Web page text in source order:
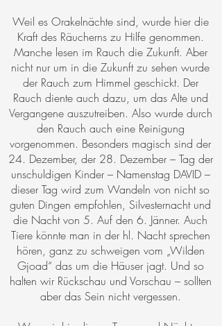
Weil es Orakelnächte sind, wurde hier die
Kraft des Räucherns zu Hilfe genommen.
Manche lesen im Rauch die Zukunft. Aber
nicht nur um in die Zukunft zu sehen wurde
der Rauch zum Himmel geschickt. Der
Rauch diente auch dazu, um das Alte und
Vergangene auszutreiben. Also wurde durch
den Rauch auch eine Reinigung
vorgenommen. Besonders magisch sind der
24. Dezember, der 28. Dezember – Tag der
unschuldigen Kinder – Namenstag DAVID –
dieser Tag wird zum Wandeln von nicht so
guten Dingen empfohlen, Silvesternacht und
die Nacht von 5. Auf den 6. Jänner. Auch
Tiere könnte man in der hl. Nacht sprechen
hören, ganz zu schweigen vom „Wilden
Gjoad“ das um die Häuser jagt. Und so
halten wir Rückschau und Vorschau – sollten
aber das Sein nicht vergessen.